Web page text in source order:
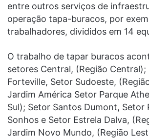
entre outros serviços de
operação tapa-buracos, por
trabalhadores, divididos em 14
O trabalho de tapar buracos
setores Central, (Região Central);
Forteville, Setor Sudoeste,
Jardim América Setor Parque
Sul); Setor Santos Dumont, Setor
Sonhos e Setor Estrela Dalva,
Jardim Novo Mundo, (Região